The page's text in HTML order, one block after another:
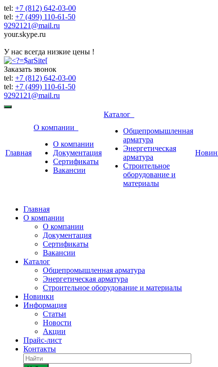
tel: +7 (812) 642-03-00
tel: +7 (499) 110-61-50
9292121@mail.ru
your.skype.ru
У нас всегда низкие цены !
Заказать звонок
tel: +7 (812) 642-03-00
tel: +7 (499) 110-61-50
9292121@mail.ru
Главная
О компании
О компании
Документация
Сертификаты
Вакансии
Каталог
Общепромышленная
арматура
Энергетическая
арматура
Строительное
оборудование и
материалы
Главная
О компании
О компании
Документация
Сертификаты
Вакансии
Каталог
Общепромышленная арматура
Энергетическая арматура
Строительное оборудование и материалы
Новинки
Информация
Статьи
Новости
Акции
Прайс-лист
Контакты